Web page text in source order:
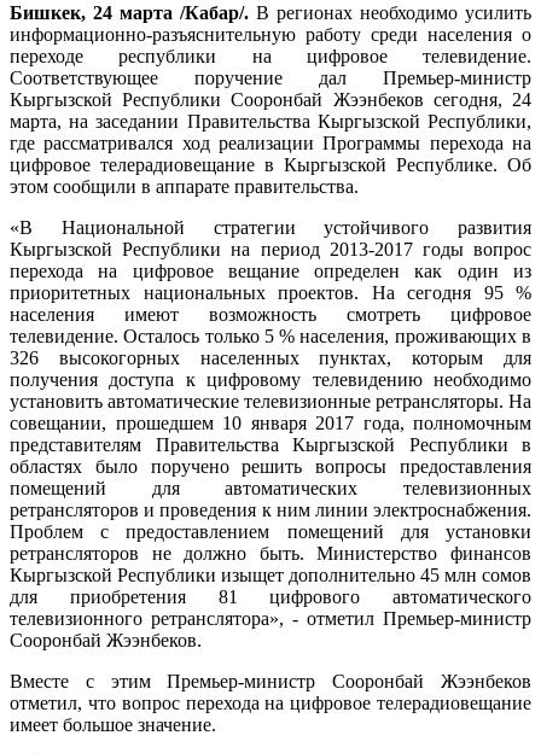
Бишкек, 24 марта /Кабар/. В регионах необходимо усилить
информационно-разъяснительную работу среди населения о
переходе республики на цифровое телевидение.
Соответствующее поручение дал Премьер-министр
Кыргызской Республики Сооронбай Жээнбеков сегодня, 24
марта, на заседании Правительства Кыргызской Республики,
где рассматривался ход реализации Программы перехода на
цифровое телерадиовещание в Кыргызской Республике. Об
этом сообщили в аппарате правительства.
«В Национальной стратегии устойчивого развития
Кыргызской Республики на период 2013-2017 годы вопрос
перехода на цифровое вещание определен как один из
приоритетных национальных проектов. На сегодня 95 %
населения имеют возможность смотреть цифровое
телевидение. Осталось только 5 % населения, проживающих в
326 высокогорных населенных пунктах, которым для
получения доступа к цифровому телевидению необходимо
установить автоматические телевизионные ретрансляторы. На
совещании, прошедшем 10 января 2017 года, полномочным
представителям Правительства Кыргызской Республики в
областях было поручено решить вопросы предоставления
помещений для автоматических телевизионных
ретрансляторов и проведения к ним линии электроснабжения.
Проблем с предоставлением помещений для установки
ретрансляторов не должно быть. Министерство финансов
Кыргызской Республики изыщет дополнительно 45 млн сомов
для приобретения 81 цифрового автоматического
телевизионного ретранслятора», - отметил Премьер-министр
Сооронбай Жээнбеков.
Вместе с этим Премьер-министр Сооронбай Жээнбеков
отметил, что вопрос перехода на цифровое телерадиовещание
имеет большое значение.